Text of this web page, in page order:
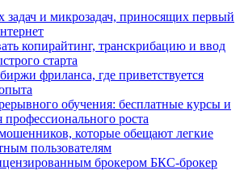
задач и микрозадач, приносящих первый
копирайтинг, транскрибацию и ввод
старта
фриланса, где приветствуется
обучения: бесплатные курсы и
роста
которые обещают легкие
пользователям
брокером БКС-брокер